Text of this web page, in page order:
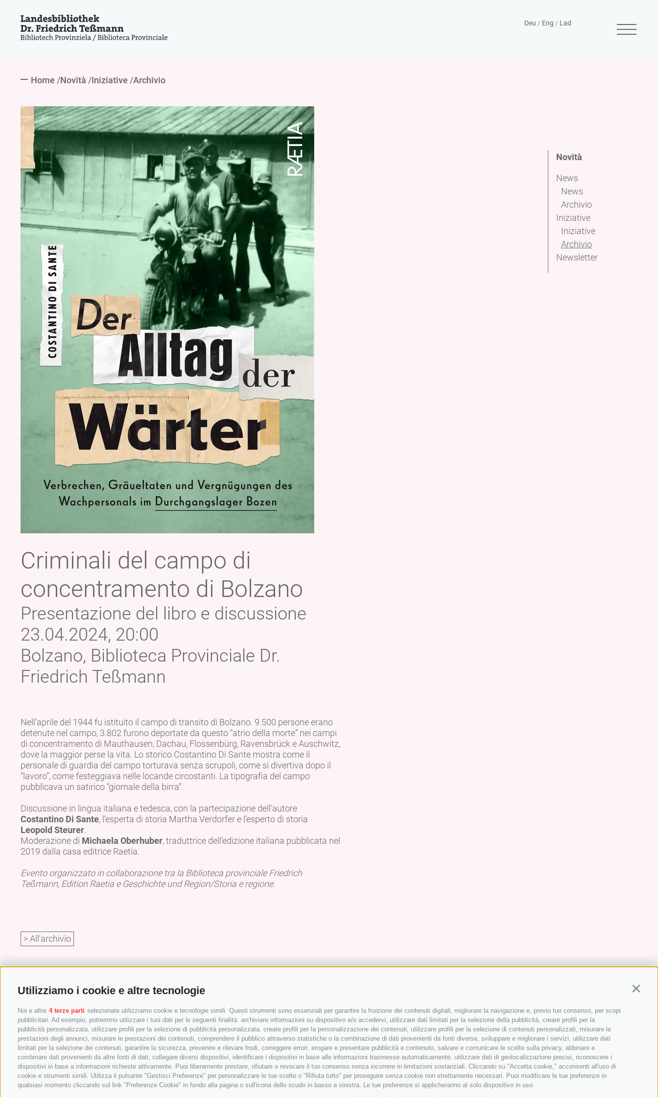
Utilizziamo i cookie e altre tecnologie
Noi e altre 4 terze parti selezionate utilizziamo cookie e tecnologie simili. Questi strumenti sono essenziali per garantire la fruizione dei contenuti digitali, migliorare la navigazione e, previo tuo consenso, per scopi
pubblicitari. Ad esempio, potremmo utilizzare i tuoi dati per le seguenti finalità: archiviare informazioni su dispositivo e/o accedervi, utilizzare dati limitati per la selezione della pubblicità, creare profili per la
pubblicità personalizzata, utilizzare profili per la selezione di pubblicità personalizzata, creare profili per la personalizzazione dei contenuti, utilizzare profili per la selezione di contenuti personalizzati, misurare le
prestazioni degli annunci, misurare le prestazioni dei contenuti, comprendere il pubblico attraverso statistiche o la combinazione di dati provenienti da fonti diverse, sviluppare e migliorare i servizi, utilizzare dati
limitati per la selezione dei contenuti, garantire la sicurezza, prevenire e rilevare frodi, correggere errori, erogare e presentare pubblicità e contenuto, salvare e comunicare le scelte sulla privacy, abbinare e
combinare dati provenienti da altre fonti di dati, collegare diversi dispositivi, identificare i dispositivi in base alle informazioni trasmesse automaticamente, utilizzare dati di geolocalizzazione precisi, riconoscere i
dispositivi in base a informazioni richieste attivamente. Puoi liberamente prestare, rifiutare o revocare il tuo consenso senza incorrere in limitazioni sostanziali. Cliccando su "Accetta cookie," acconsenti all'uso di
cookie e strumenti simili. Utilizza il pulsante "Gestisci Preferenze" per personalizzare le tue scelte o "Rifiuta tutto" per proseguire senza cookie non strettamente necessari. Puoi modificare le tue preferenze in
qualsiasi momento cliccando sul link "Preferenze Cookie" in fondo alla pagina o sull'icona dello scudo in basso a sinistra. Le tue preferenze si applicheranno al solo dispositivo in uso.
Deu / Eng / Lad
Home Novità Iniziative Archivio
Criminali del campo di
concentramento di Bolzano
Presentazione del libro e discussione
23.04.2024, 20:00
Bolzano, Biblioteca Provinciale Dr.
Friedrich Teßmann
Nell’aprile del 1944 fu istituito il campo di transito di Bolzano. 9.500 persone erano
detenute nel campo, 3.802 furono deportate da questo “atrio della morte” nei campi
di concentramento di Mauthausen, Dachau, Flossenbürg, Ravensbrück e Auschwitz,
dove la maggior perse la vita. Lo storico Costantino Di Sante mostra come il
personale di guardia del campo torturava senza scrupoli, come si divertiva dopo il
“lavoro”, come festeggiava nelle locande circostanti. La tipografia del campo
pubblicava un satirico “giornale della birra”.
Discussione in lingua italiana e tedesca, con la partecipazione dell’autore
Costantino Di Sante, l’esperta di storia Martha Verdorfer e l’esperto di storia
Leopold Steurer.
Moderazione di Michaela Oberhuber, traduttrice dell’edizione italiana pubblicata nel
2019 dalla casa editrice Raetia.
Evento organizzato in collaborazione tra la Biblioteca provinciale Friedrich
Teßmann, Edition Raetia e Geschichte und Region/Storia e regione.
> All'archivio
Novità
News
News
Archivio
Iniziative
Iniziative
Archivio
Newsletter
Biblioteca Provinciale Dr. Friedrich Teßmann
Via A.-Diaz 8 / I-39100 Bolzano
+39 0471 471814
Amministrazione:
verwaltung@tessmann.it
verwaltung@pec.tessmann.it
Orari di apertura:
dal lunedì al venerdì dalle 9.00 alle 19.00
sabato dalle 9.00 alle 16.00 (luglio e agosto dalle 9.00 alle 12.30)
Partner